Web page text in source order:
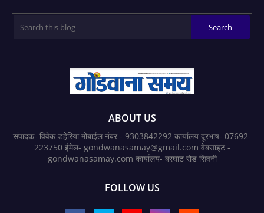
ABOUT US
संपादक- विवेक डहेरिया मोबाईल नंबर - 9303842292 कार्यालय दूरभाष- 07692-
223750 ईमेल- gondwanasamay@gmail.com वेबसाइट -
gondwanasamay.com कार्यालय- बरघाट रोड सिवनी
FOLLOW US